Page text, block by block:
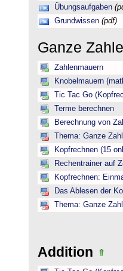
Übungsaufgaben
Grundwissen (pdf)
Ganze
Zahlenmauern
Knobelmauern
Tic Tac Go
Terme berechnen
Berechnung von
Thema: Ganze
Kopfrechnen (15
Rechentrainer auf
Kopfrechnen:
Das Ablesen der
Thema: Ganze
Addition